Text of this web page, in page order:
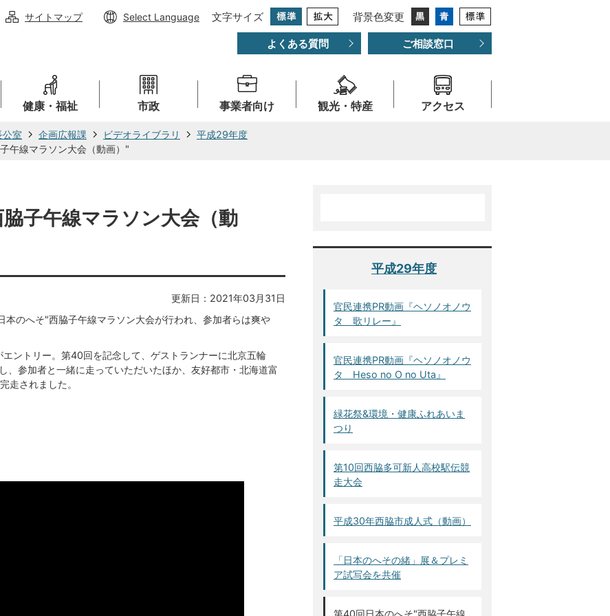
サイトマップ Select Language 文字サイズ 背景色変更
よくある質問 ご相談窓口
健康・福祉 市政 事業者向け 観光・特産 アクセス
公室 企画広報課 ビデオライブラリ
平成29年度
午線マラソン大会（動画）"
子午線マラソン大会（動
更新日：2021年03月31日
のへそ"西脇子午線マラソン大会が行われ、参加者らは爽や
ントリー。第40回を記念して、ゲストランナーに北京五輪
参加者と一緒に走っていただいたほか、友好都市・北海道富
走されました。
平成29年度
官民連携PR動画『ヘソノオノウ
タ 歌リレー』
官民連携PR動画『ヘソノオノウ
タ Heso no O no Uta』
緑花祭&環境・健康ふれあいま
つり
第10回西脇多可新人高校駅伝競
走大会
平成30年西脇市成人式（動画）
「日本のへその緒」展＆プレミ
ア試写会を共催
第40回日本のへそ"西脇子午線